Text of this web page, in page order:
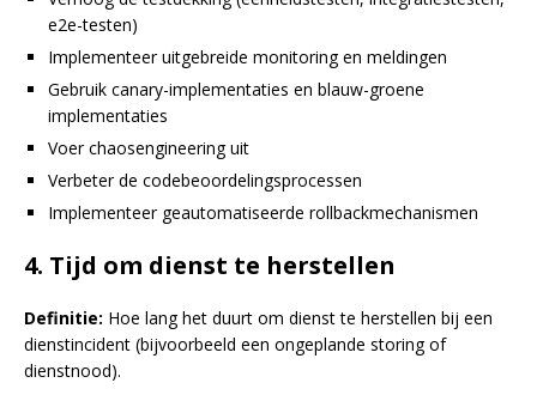
e2e-testen)
Implementeer uitgebreide monitoring en meldingen
Gebruik canary-implementaties en blauw-groene
implementaties
Voer chaosengineering uit
Verbeter de codebeoordelingsprocessen
Implementeer geautomatiseerde rollbackmechanismen
4. Tijd om dienst te herstellen
Definitie: Hoe lang het duurt om dienst te herstellen bij een
dienstincident (bijvoorbeeld een ongeplande storing of
dienstnood).